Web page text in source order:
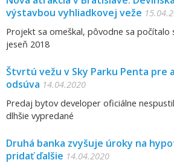
výstavbou vyhliadkovej veže
Projekt sa omeškal, pôvodne sa počítalo
jeseň 2018
Štvrtú vežu v Sky Parku Penta pre
odsúva 14.04.2020
Predaj bytov developer oficiálne
dlhšie vypredané
Druhá banka zvyšuje úroky na
pridať ďalšie 14.04.2020